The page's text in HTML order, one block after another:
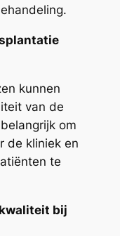
kunnen
van de
om
de kliniek en
te
bij